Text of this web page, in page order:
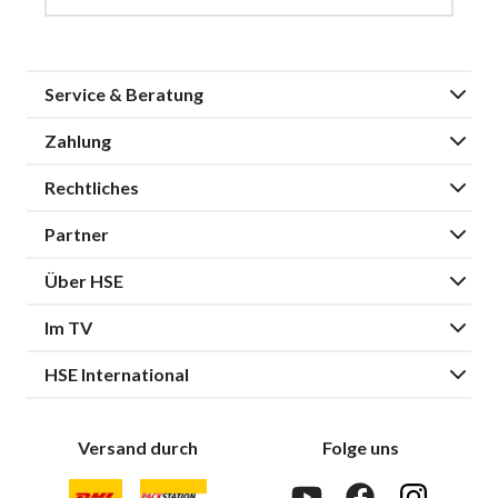
Service & Beratung
Zahlung
Rechtliches
Partner
Über HSE
Im TV
HSE International
Versand durch Folge uns